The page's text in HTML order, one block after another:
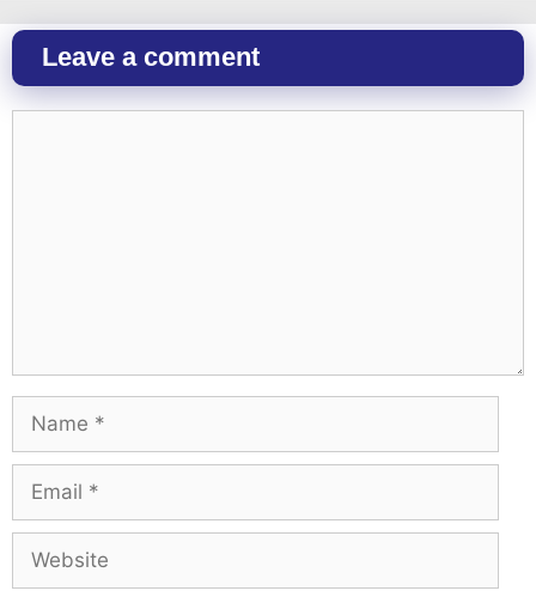
Leave a comment
Name
Email
Website